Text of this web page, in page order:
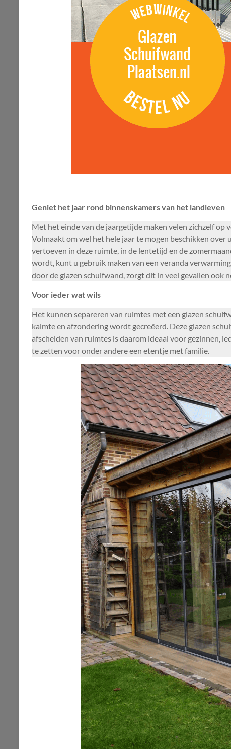
Geniet het jaar rond binnenskamers van het landleven
Met het einde van de jaargetijde maken velen zichzelf
Volmaakt om wel het hele jaar te mogen beschikken
vertoeven in deze ruimte, in de lentetijd en de
wordt, kunt u gebruik maken van een veranda
door de glazen schuifwand, zorgt dit in veel gevallen ook
Voor ieder wat wils
Het kunnen separeren van ruimtes met een glazen
kalmte en afzondering wordt gecreëerd. Deze glazen
afscheiden van ruimtes is daarom ideaal voor gezinnen,
te zetten voor onder andere een etentje met familie.